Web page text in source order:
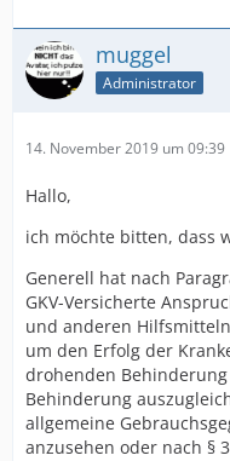
muggel
Administrator
14. November 2019 um 09:39
Hallo,
ich möchte bitten, dass
Generell hat nach
GKV-Versicherte
und anderen
um den Erfolg der
drohenden
Behinderung
allgemeine
anzusehen oder nach §